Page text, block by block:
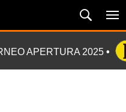
APERTURA 2025